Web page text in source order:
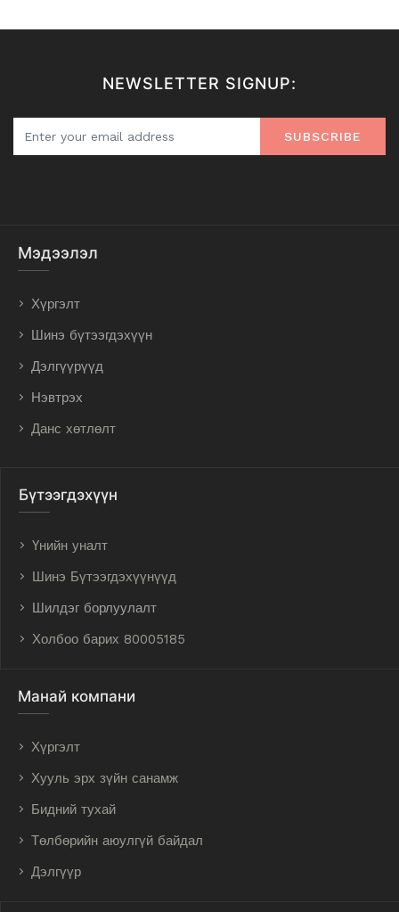
NEWSLETTER SIGNUP:
SUBSCRIBE
Мэдээлэл
Хүргэлт
Шинэ бүтээгдэхүүн
Дэлгүүрүүд
Нэвтрэх
Данс хөтлөлт
Бүтээгдэхүүн
Үнийн уналт
Шинэ Бүтээгдэхүүнүүд
Шилдэг борлуулалт
Холбоо барих 80005185
Манай компани
Хүргэлт
Хууль эрх зүйн санамж
Бидний тухай
Төлбөрийн аюулгүй байдал
Дэлгүүр